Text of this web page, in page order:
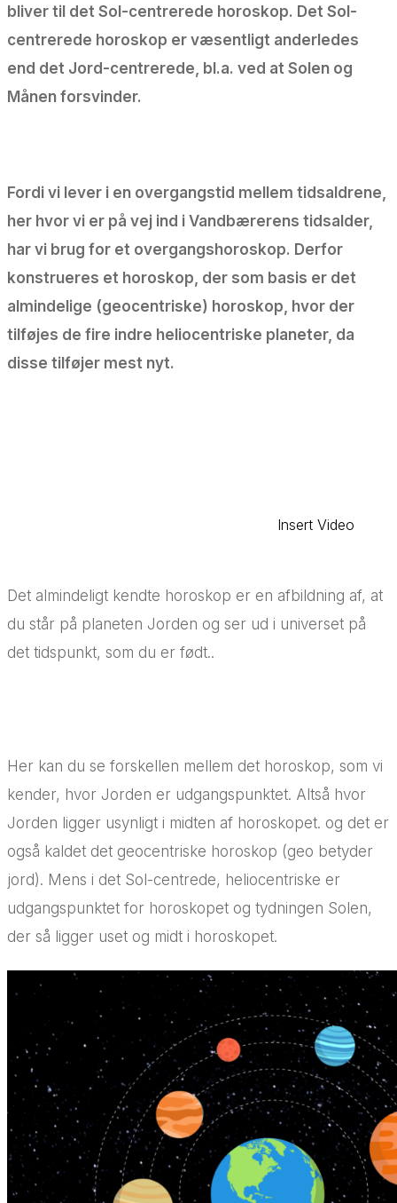
bliver til det Sol-centrerede horoskop. Det Sol-
centrerede horoskop er væsentligt anderledes
end det Jord-centrerede, bl.a. ved at Solen og
Månen forsvinder.
Fordi vi lever i en overgangstid mellem tidsaldrene,
her hvor vi er på vej ind i Vandbærerens tidsalder,
har vi brug for et overgangshoroskop. Derfor
konstrueres et horoskop, der som basis er det
almindelige (geocentriske) horoskop, hvor der
tilføjes de fire indre heliocentriske planeter, da
disse tilføjer mest nyt.
Insert Video
Det almindeligt kendte horoskop er en afbildning af, at
du står på planeten Jorden og ser ud i universet på
det tidspunkt, som du er født..
Her kan du se forskellen mellem det horoskop, som vi
kender, hvor Jorden er udgangspunktet. Altså hvor
Jorden ligger usynligt i midten af horoskopet. og det er
også kaldet det geocentriske horoskop (geo betyder
jord). Mens i det Sol-centrede, heliocentriske er
udgangspunktet for horoskopet og tydningen Solen,
der så ligger uset og midt i horoskopet.